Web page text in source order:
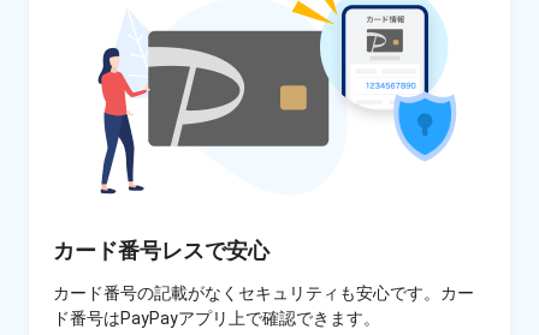
カード番号レスで安心
カード番号の記載がなくセキュリティも安心です。カー
ド番号はPayPayアプリ上で確認できます。